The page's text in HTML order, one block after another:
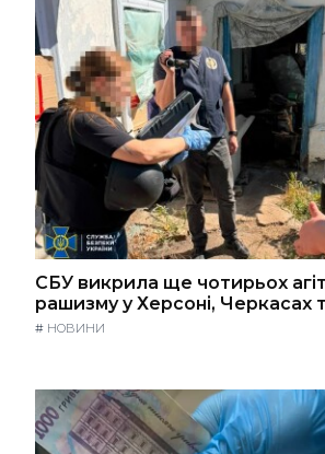
СБУ викрила ще чотирьох
рашизму у Херсоні, Черкасах
# НОВИНИ